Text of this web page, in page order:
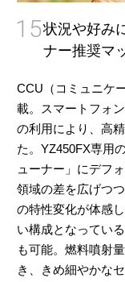
15状況や好み
ナー推奨マ
CCU（コミュニケ
載。スマートフォ
の利用により、高
た。YZ450FX専用
ューナー」にデフ
領域の差を広げつ
の特性変化が体感
い構成となってい
も可能。燃料噴射
き、きめ細やかな